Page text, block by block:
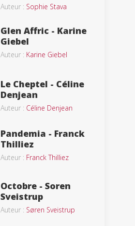
Auteur : Sophie Stava
Glen Affric - Karine
Giebel
Auteur : Karine Giebel
Le Cheptel - Céline
Denjean
Auteur : Céline Denjean
Pandemia - Franck
Thilliez
Auteur : Franck Thilliez
Octobre - Soren
Sveistrup
Auteur : Søren Sveistrup